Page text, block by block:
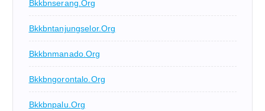
Bkkbnserang.org
Bkkbntanjungselor.org
Bkkbnmanado.org
Bkkbngorontalo.org
Bkkbnpalu.org